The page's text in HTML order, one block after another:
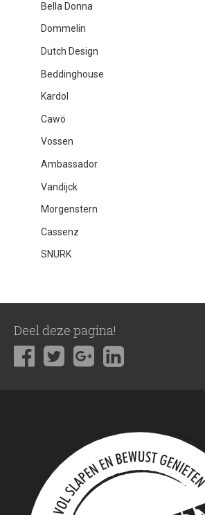
Bella Donna
Dommelin
Dutch Design
Beddinghouse
Kardol
Cawö
Vossen
Ambassador
Vandijck
Morgenstern
Cassenz
SNURK
Deel deze pagina!